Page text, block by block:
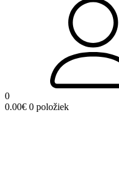
0
0.00€ 0 položiek